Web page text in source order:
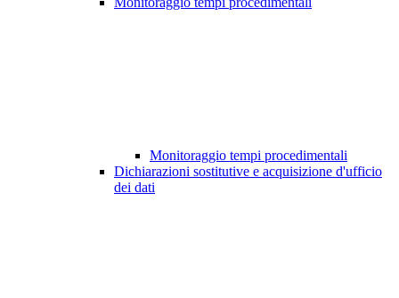
Monitoraggio tempi procedimentali
Dichiarazioni sostitutive e acquisizione d'ufficio
dei dati